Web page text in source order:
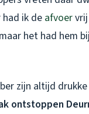
had ik de afvoer
het had hem
zijn altijd
ontstoppen